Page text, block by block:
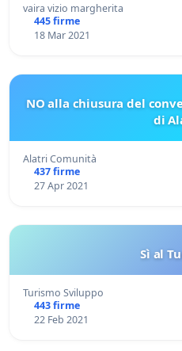
vaira vizio margherita
445 firme
18 Mar 2021
NO alla chiusura del
di
Alatri Comunità
437 firme
27 Apr 2021
Sì al
Turismo Sviluppo
443 firme
22 Feb 2021